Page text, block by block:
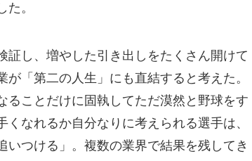
。
し、増やした引き出しをたくさん開けて
「第二の人生」にも直結すると考えた。
ることだけに固執してただ漠然と野球をす
なれるか自分なりに考えられる選手は、
つける」。複数の業界で結果を残してき